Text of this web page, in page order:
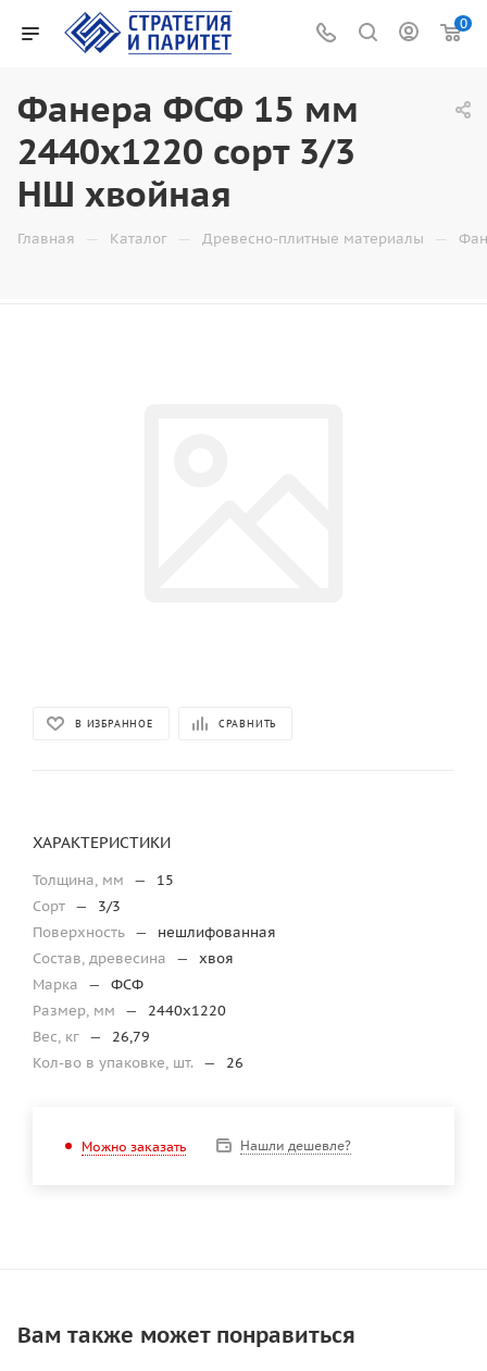
0
Фанера ФСФ 15 мм
2440x1220 сорт 3/3
НШ хвойная
Главная — Каталог — Древесно-плитные материалы —
В ИЗБРАННОЕ СРАВНИТЬ
ХАРАКТЕРИСТИКИ
Толщина, мм —
15
Сорт —
3/3
Поверхность —
нешлифованная
Состав, древесина
—
хвоя
Марка
—
ФСФ
Размер, мм
—
2440х1220
Вес, кг —
26,79
Кол-во в упаковке, шт.
— 26
Можно заказать Нашли дешевле?
Вам также может понравиться